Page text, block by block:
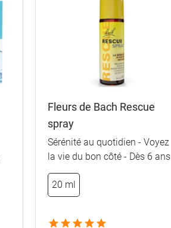
30 sachets
Fleurs de Bach Rescue
spray
Sérénité au quotidien - Voyez
la vie du bon côté - Dès 6 ans
20 ml